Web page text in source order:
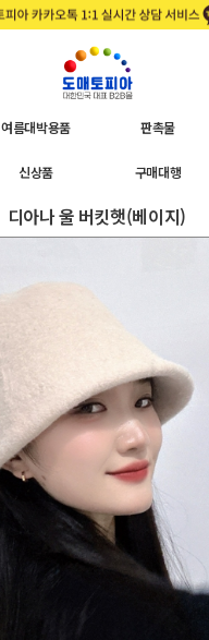
여름대박용품 판촉물
신상품 구매대행
디아나 울 버킷햇(베이지)